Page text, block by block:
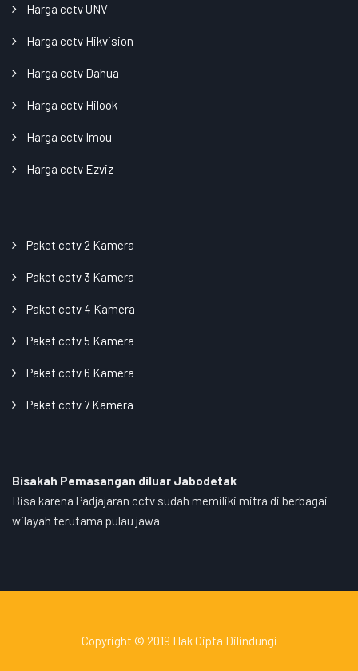
Harga cctv UNV
Harga cctv Hikvision
Harga cctv Dahua
Harga cctv Hilook
Harga cctv Imou
Harga cctv Ezviz
Paket cctv 2 Kamera
Paket cctv 3 Kamera
Paket cctv 4 Kamera
Paket cctv 5 Kamera
Paket cctv 6 Kamera
Paket cctv 7 Kamera
Bisakah Pemasangan diluar Jabodetak
Bisa karena Padjajaran cctv sudah memiliki mitra di berbagai
wilayah terutama pulau jawa
Copyright © 2019 Hak Cipta Dilindungi